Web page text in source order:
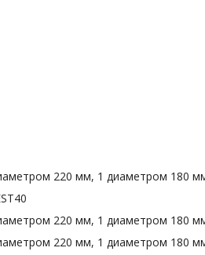
220 мм, 1 диаметром 180
220 мм, 1 диаметром 180
220 мм, 1 диаметром 180